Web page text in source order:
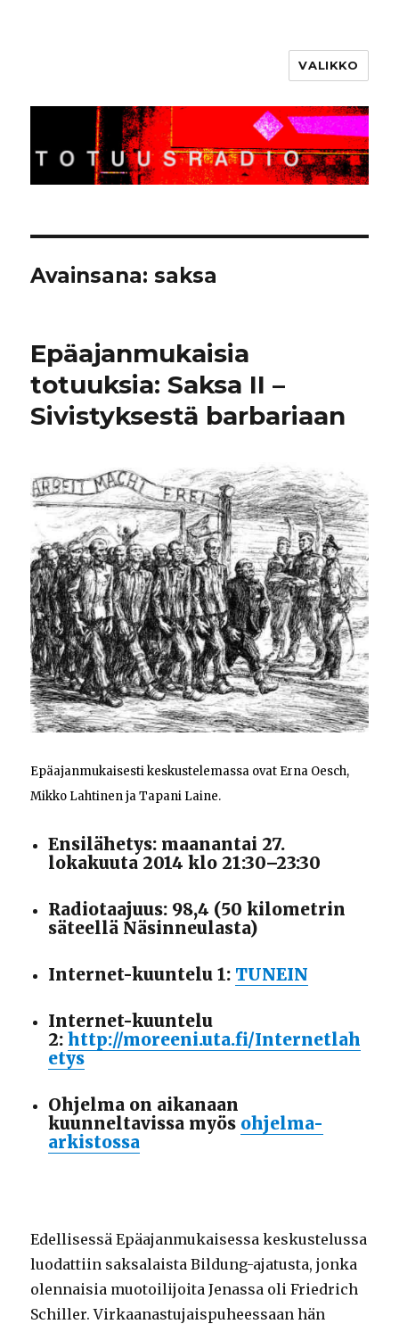
VALIKKO
Avainsana:saksa
Epäajanmukaisia
totuuksia: Saksa II –
Sivistyksestä barbariaan
Epäajanmukaisesti keskustelemassa ovat Erna Oesch,
Mikko Lahtinen ja Tapani Laine.
Ensilähetys: maanantai 27.
lokakuuta 2014 klo 21:30–23:30
Radiotaajuus: 98,4 (50 kilometrin
säteellä Näsinneulasta)
Internet-kuuntelu 1: TUNEIN
Internet-kuuntelu
2:http://moreeni.uta.fi/Internetlah
etys
Ohjelma on aikanaan
kuunneltavissa myös ohjelma-
arkistossa
Edellisessä Epäajanmukaisessa keskustelussa
luodattiin saksalaista Bildung-ajatusta, jonka
olennaisia muotoilijoita Jenassa oli Friedrich
Schiller. Virkaanastujaispuheessaan hän